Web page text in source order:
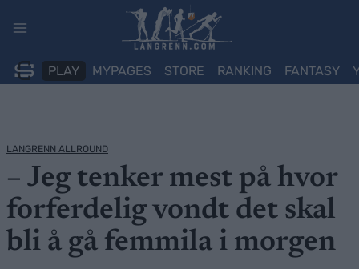
PLAY MYPAGES STORE RANKING FANTASY
LANGRENN ALLROUND
– Jeg tenker mest på hvor
forferdelig vondt det skal
bli å gå femmila i morgen